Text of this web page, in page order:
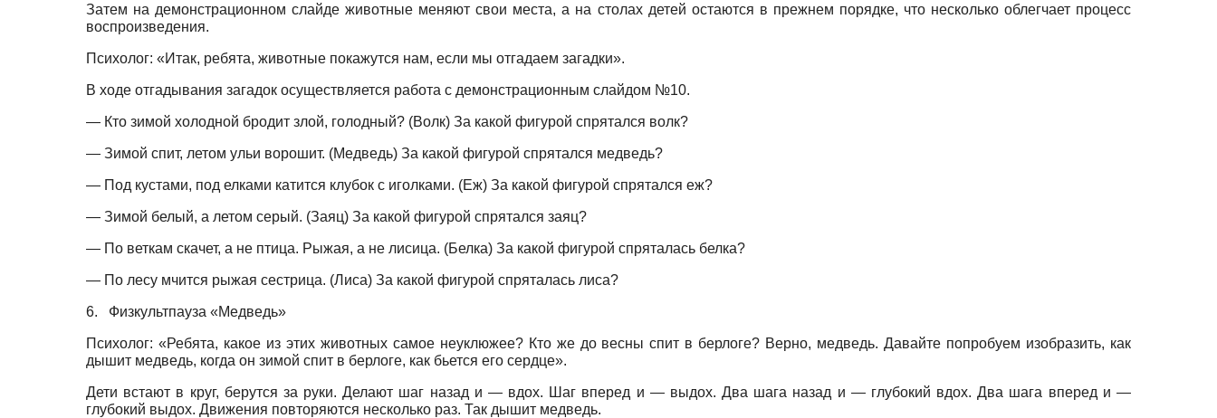
Затем на демонстрационном слайде животные меняют свои места, а на столах детей остаются в прежнем порядке, что несколько облегчает процесс
воспроизведения.
Психолог: «Итак, ребята, животные покажутся нам, если мы отгадаем загадки».
В ходе отгадывания загадок осуществляется работа с демонстрационным слайдом №10.
— Кто зимой холодной бродит злой, голодный? (Волк) За какой фигурой спрятался волк?
— Зимой спит, летом ульи ворошит. (Медведь) За какой фигурой спрятался медведь?
— Под кустами, под елками катится клубок с иголками. (Еж) За какой фигурой спрятался еж?
— Зимой белый, а летом серый. (Заяц) За какой фигурой спрятался заяц?
— По веткам скачет, а не птица. Рыжая, а не лисица. (Белка) За какой фигурой спряталась белка?
— По лесу мчится рыжая сестрица. (Лиса) За какой фигурой спряталась лиса?
6. Физкультпауза «Медведь»
Психолог: «Ребята, какое из этих животных самое неуклюжее? Кто же до весны спит в берлоге? Верно, медведь. Давайте попробуем изобразить, как
дышит медведь, когда он зимой спит в берлоге, как бьется его сердце».
Дети встают в круг, берутся за руки. Делают шаг назад и — вдох. Шаг вперед и — выдох. Два шага назад и — глубокий вдох. Два шага вперед и —
глубокий выдох. Движения повторяются несколько раз. Так дышит медведь.